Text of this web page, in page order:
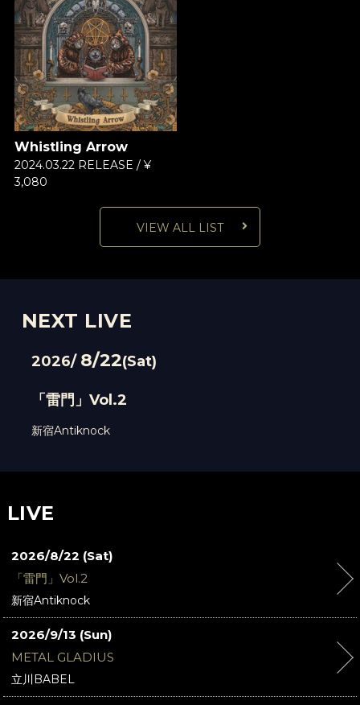
Whistling Arrow
2024.03.22 RELEASE / ¥
3,080
VIEW ALL LIST
NEXT LIVE
2026/ 8/22(Sat)
「雷門」Vol.2
新宿Antiknock
LIVE
2026/8/22 (Sat)
「雷門」Vol.2
新宿Antiknock
2026/9/13 (Sun)
METAL GLADIUS
立川BABEL